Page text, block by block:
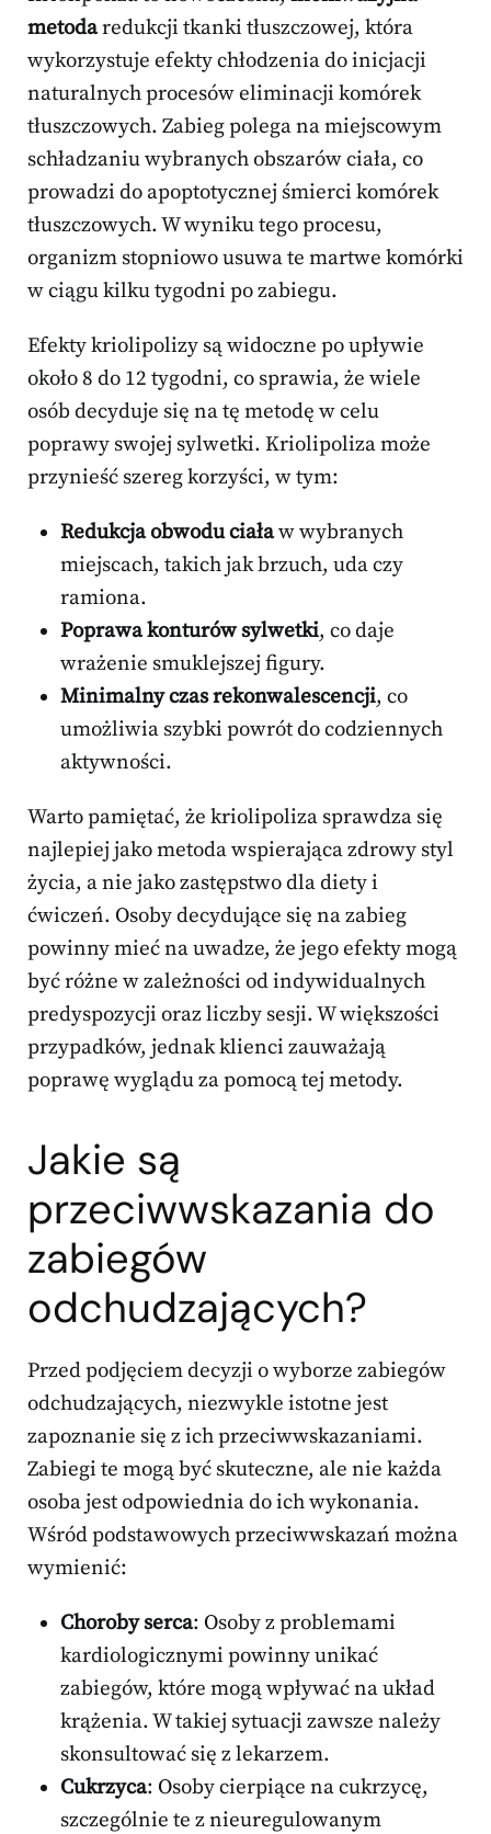
metodaredukcji tkanki tłuszczowej, która
wykorzystuje efekty chłodzenia do inicjacji
naturalnych procesów eliminacji komórek
tłuszczowych. Zabieg polega na miejscowym
schładzaniu wybranych obszarów ciała, co
prowadzi do apoptotycznej śmierci komórek
tłuszczowych. W wyniku tego procesu,
organizm stopniowo usuwa te martwe komórki
w ciągu kilku tygodni po zabiegu.
Efekty kriolipolizy są widoczne po upływie
około 8 do 12 tygodni, co sprawia, że wiele
osób decyduje się na tę metodę w celu
poprawy swojej sylwetki. Kriolipoliza może
przynieść szereg korzyści, w tym:
Redukcja obwodu ciaław wybranych
miejscach, takich jak brzuch, uda czy
ramiona.
Poprawa konturów sylwetki, co daje
wrażenie smuklejszej figury.
Minimalny czas rekonwalescencji, co
umożliwia szybki powrót do codziennych
aktywności.
Warto pamiętać, że kriolipoliza sprawdza się
najlepiej jako metoda wspierająca zdrowy styl
życia, a nie jako zastępstwo dla diety i
ćwiczeń. Osoby decydujące się na zabieg
powinny mieć na uwadze, że jego efekty mogą
być różne w zależności od indywidualnych
predyspozycji oraz liczby sesji. W większości
przypadków, jednak klienci zauważają
poprawę wyglądu za pomocą tej metody.
Jakie są
przeciwwskazania do
zabiegów
odchudzających?
Przed podjęciem decyzji o wyborze zabiegów
odchudzających, niezwykle istotne jest
zapoznanie się z ich przeciwwskazaniami.
Zabiegi te mogą być skuteczne, ale nie każda
osoba jest odpowiednia do ich wykonania.
Wśród podstawowych przeciwwskazań można
wymienić:
Choroby serca: Osoby z problemami
kardiologicznymi powinny unikać
zabiegów, które mogą wpływać na układ
krążenia. W takiej sytuacji zawsze należy
skonsultować się z lekarzem.
Cukrzyca: Osoby cierpiące na cukrzycę,
szczególnie te z nieuregulowanym